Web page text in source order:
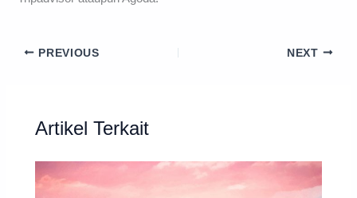
PREVIOUS NEXT
Artikel Terkait